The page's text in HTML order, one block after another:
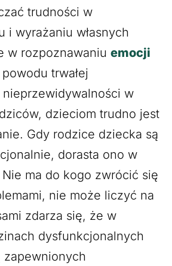
trudności w
i wyrażaniu własnych
w rozpoznawaniu emocji
trwałej
w
dzieciom trudno jest
Gdy rodzice dziecka są
dorasta ono w
ma do kogo zwrócić się
nie może liczyć na
zdarza się, że w
dysfunkcjonalnych
zapewnionych